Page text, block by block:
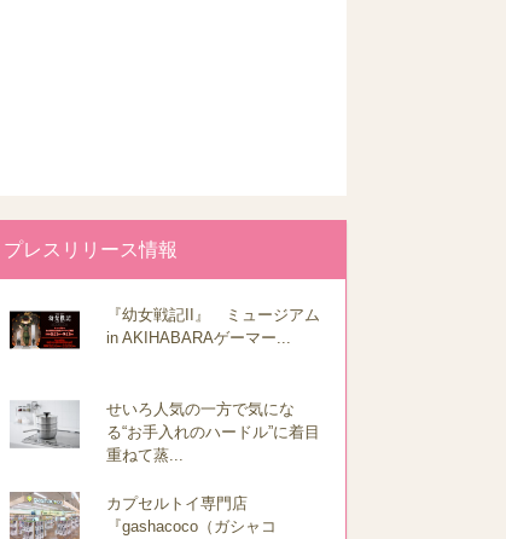
プレスリリース情報
『幼女戦記II』 ミュージアム
in AKIHABARAゲーマー...
せいろ人気の一方で気にな
る“お手入れのハードル”に着目
重ねて蒸...
カプセルトイ専門店
『gashacoco（ガシャコ